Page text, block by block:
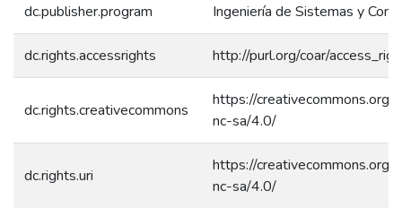
dc.publisher.program Ingeniería de Sistemas y
dc.rights.accessrights http://purl.org/coar/
dc.rights.creativecommons
https://creativecommons.org/
nc-sa/4.0/
dc.rights.uri
https://creativecommons.org/
nc-sa/4.0/